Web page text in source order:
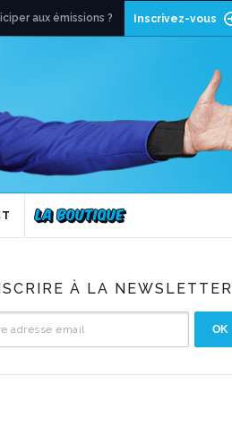
aux émissions ? Inscrivez-vous
À LA NEWSLETTER